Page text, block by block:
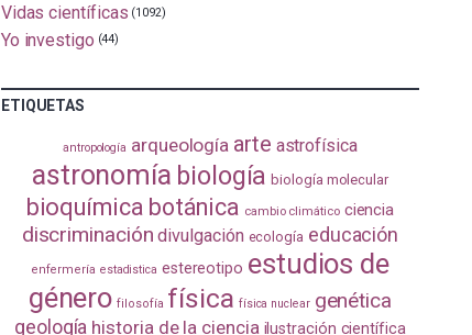
Vidas científicas (1092)
Yo investigo (44)
ETIQUETAS
antropología arqueología arte astrofísica
astronomía biología biología molecular
bioquímica botánica cambio climático ciencia
discriminación divulgación ecología educación
enfermería estadistica estereotipo estudios de
género filosofía física física nuclear genética
geología historia de la ciencia ilustración científica